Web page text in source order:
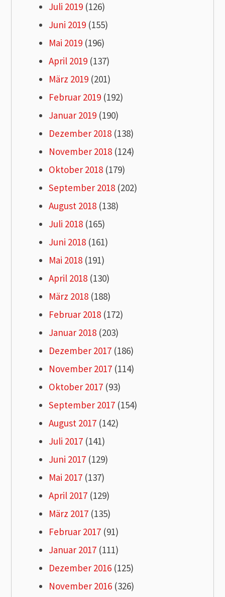
Juli 2019 (126)
Juni 2019 (155)
Mai 2019 (196)
April 2019 (137)
März 2019 (201)
Februar 2019 (192)
Januar 2019 (190)
Dezember 2018 (138)
November 2018 (124)
Oktober 2018 (179)
September 2018 (202)
August 2018 (138)
Juli 2018 (165)
Juni 2018 (161)
Mai 2018 (191)
April 2018 (130)
März 2018 (188)
Februar 2018 (172)
Januar 2018 (203)
Dezember 2017 (186)
November 2017 (114)
Oktober 2017 (93)
September 2017 (154)
August 2017 (142)
Juli 2017 (141)
Juni 2017 (129)
Mai 2017 (137)
April 2017 (129)
März 2017 (135)
Februar 2017 (91)
Januar 2017 (111)
Dezember 2016 (125)
November 2016 (326)